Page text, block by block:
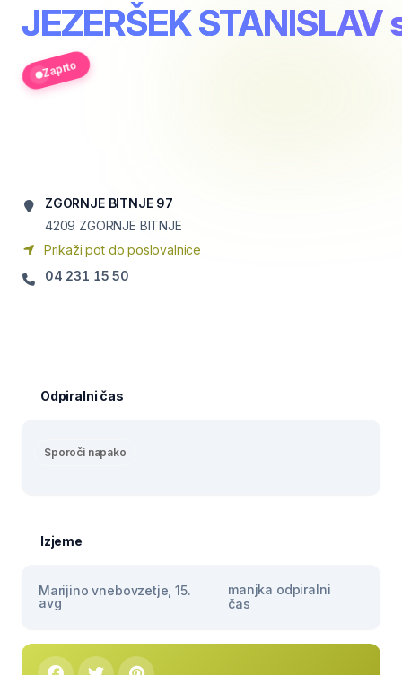
JEZERŠEK STANISLAV
Zaprto
ZGORNJE BITNJE 97
4209 ZGORNJE BITNJE
Prikaži pot do poslovalnice
04 231 15 50
Odpiralni čas
Sporoči napako
Izjeme
Marijino vnebovzetje, 15.
avg
manjka odpiralni
čas